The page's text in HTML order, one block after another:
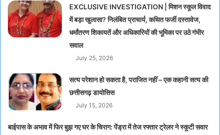
EXCLUSIVE INVESTIGATION | मिशन स्कूल विवाद
में बड़ा खुलासा? निलंबित प्राचार्य, कथित फर्जी दस्तावेज,
धर्मांतरण शिकायतें और अधिकारियों की भूमिका पर उठे गंभीर
सवाल
July 25, 2026
सत्य परेशान हो सकता है, पराजित नहीं – एक कहानी सत्य की
छत्तीसगढ़ डायोसिस
July 15, 2026
बाईपास के अभाव में फिर बुझ गए घर के चिराग: पेंड्रा में तेज रफ्तार ट्रेलर ने स्कूटी सवार